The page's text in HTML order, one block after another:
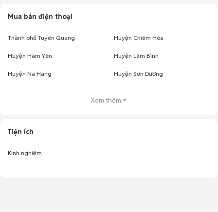
Mua bán điện thoại
Thành phố Tuyên Quang Huyện Chiêm Hóa
Huyện Hàm Yên Huyện Lâm Bình
Huyện Na Hang Huyện Sơn Dương
Xem thêm
Tiện ích
Kinh nghiệm